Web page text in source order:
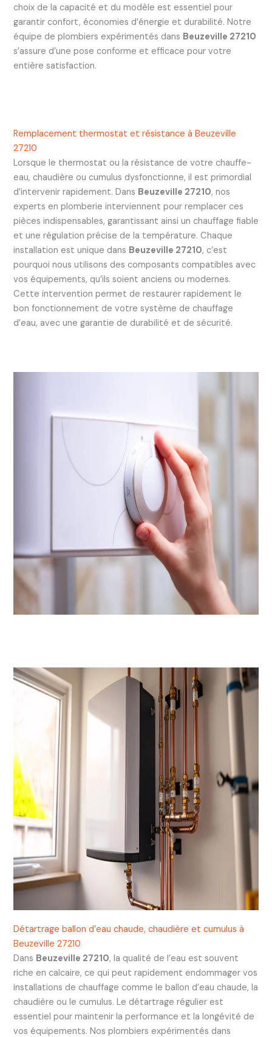
choix de la capacité et du modèle est essentiel pour
garantir confort, économies d’énergie et durabilité. Notre
équipe de plombiers expérimentés dans Beuzeville 27210
s’assure d’une pose conforme et efficace pour votre
entière satisfaction.
Remplacement thermostat et résistance à Beuzeville
27210
Lorsque le thermostat ou la résistance de votre chauffe-
eau, chaudière ou cumulus dysfonctionne, il est primordial
d’intervenir rapidement. Dans Beuzeville 27210, nos
experts en plomberie interviennent pour remplacer ces
pièces indispensables, garantissant ainsi un chauffage fiable
et une régulation précise de la température. Chaque
installation est unique dans Beuzeville 27210, c’est
pourquoi nous utilisons des composants compatibles avec
vos équipements, qu’ils soient anciens ou modernes.
Cette intervention permet de restaurer rapidement le
bon fonctionnement de votre système de chauffage
d’eau, avec une garantie de durabilité et de sécurité.
Détartrage ballon d’eau chaude, chaudière et cumulus à
Beuzeville 27210
Dans Beuzeville 27210, la qualité de l’eau est souvent
riche en calcaire, ce qui peut rapidement endommager vos
installations de chauffage comme le ballon d’eau chaude, la
chaudière ou le cumulus. Le détartrage régulier est
essentiel pour maintenir la performance et la longévité de
vos équipements. Nos plombiers expérimentés dans